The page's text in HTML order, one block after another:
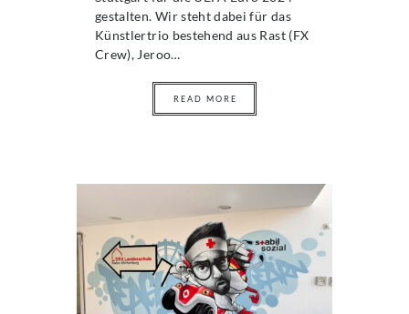
gestalten. Wir steht dabei für das
Künstlertrio bestehend aus Rast (FX
Crew), Jeroo…
READ MORE